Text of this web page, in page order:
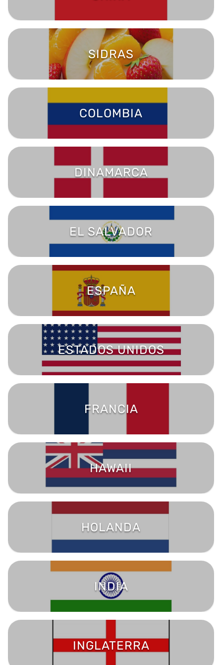
SIDRAS
COLOMBIA
DINAMARCA
EL SALVADOR
ESPAÑA
ESTADOS UNIDOS
FRANCIA
HAWAII
HOLANDA
INDIA
INGLATERRA